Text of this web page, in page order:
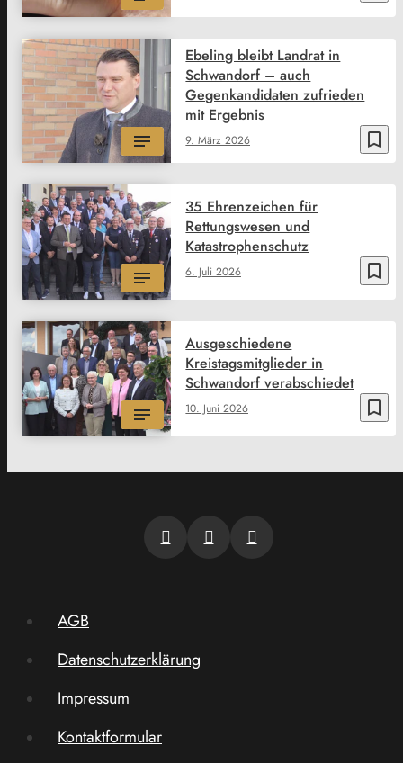
bookmark_border
9. März 2026
Ebeling bleibt Landrat in
Schwandorf – auch
Gegenkandidaten zufrieden
mit Ergebnis
bookmark_border
6. Juli 2026
35 Ehrenzeichen für
Rettungswesen und
Katastrophenschutz
bookmark_border
10. Juni 2026
Ausgeschiedene
Kreistagsmitglieder in
Schwandorf verabschiedet
AGB
Datenschutzerklärung
Impressum
Kontaktformular